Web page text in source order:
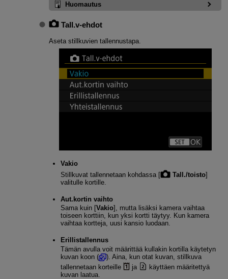
Huomautus
Tall.v-ehdot
Aseta stillkuvien tallennustapa.
Vakio
Stillkuvat tallennetaan kohdassa [
Tall./toisto]
valitulle kortille.
Aut.kortin vaihto
Sama kuin [Vakio], mutta lisäksi kamera vaihtaa
toiseen korttiin, kun yksi kortti täytyy. Kun kamera
vaihtaa kortteja, uusi kansio luodaan.
Erillistallennus
Tämän avulla voit määrittää kullakin kortilla käytetyn
kuvan koon (
). Aina, kun otat kuvan, stillkuva
tallennetaan korteille
ja
käyttäen määritettyä
kuvan laatua.